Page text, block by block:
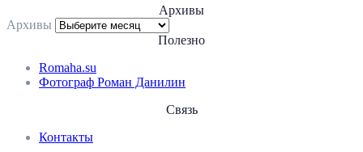
Архивы
Архивы
Полезно
Romaha.su
Фотограф Роман Данилин
Связь
Контакты